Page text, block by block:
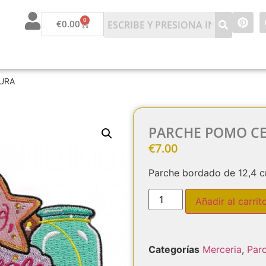
€0.00 0
PARCHE POMO
€7.00
Parche bordado de 12,4
Añadir al
Categorías Merceria,